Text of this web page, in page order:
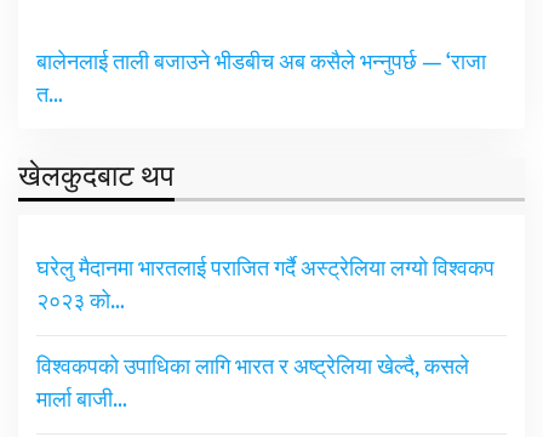
बालेनलाई ताली बजाउने भीडबीच अब कसैले भन्नुपर्छ — ‘राजा
त…
खेलकुदबाट थप
घरेलु मैदानमा भारतलाई पराजित गर्दै अस्ट्रेलिया लग्यो विश्वकप
२०२३ को…
विश्वकपको उपाधिका लागि भारत र अष्ट्रेलिया खेल्दै, कसले
मार्ला बाजी…